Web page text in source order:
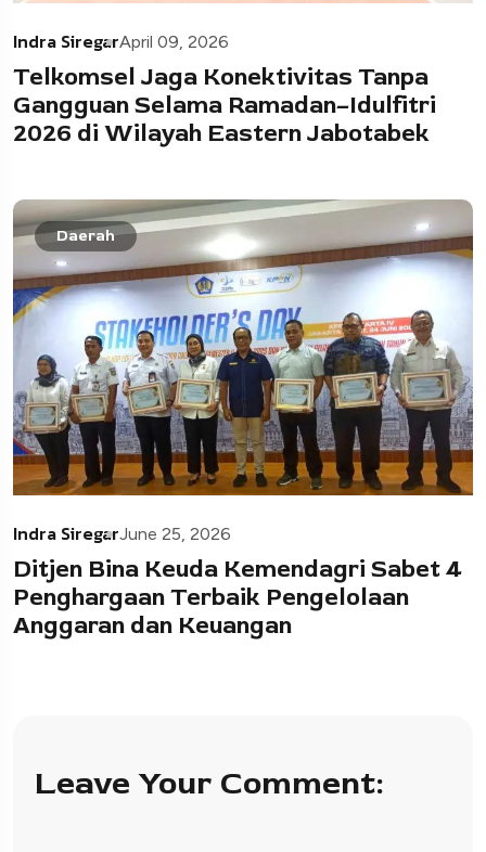
Indra SiregarApril 09, 2026
Telkomsel Jaga Konektivitas Tanpa
Gangguan Selama Ramadan–Idulfitri
2026 di Wilayah Eastern Jabotabek
Daerah
Indra SiregarJune 25, 2026
Ditjen Bina Keuda Kemendagri Sabet 4
Penghargaan Terbaik Pengelolaan
Anggaran dan Keuangan
Leave Your Comment: